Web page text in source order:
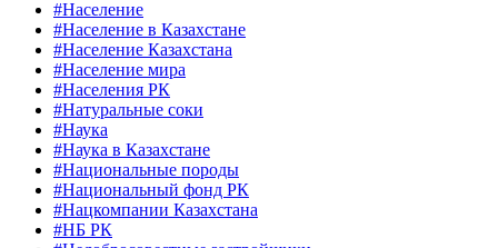
#Население
#Население в Казахстане
#Население Казахстана
#Население мира
#Населения РК
#Натуральные соки
#Наука
#Наука в Казахстане
#Национальные породы
#Национальный фонд РК
#Нацкомпании Казахстана
#НБ РК